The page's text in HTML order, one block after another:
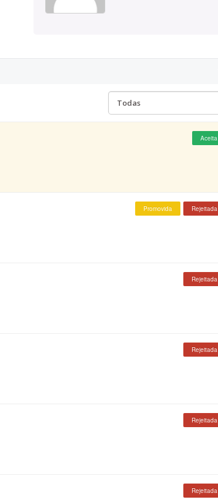
Aceita
Promovida Rejeitada
Rejeitada
Rejeitada
Rejeitada
Rejeitada